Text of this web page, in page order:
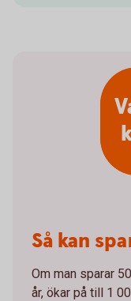
Så kan
Om man sparar
år, ökar på till 1